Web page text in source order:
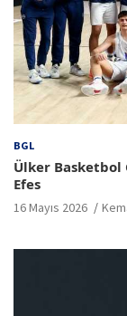
BGL
Ülker Basketbol
Efes
16 Mayıs 2026